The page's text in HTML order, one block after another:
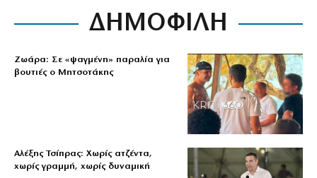
ΔΗΜΟΦΙΛΗ
Ζωάρα: Σε «ψαγμένη» παραλία για
βουτιές ο Μητσοτάκης
Αλέξης Τσίπρας: Χωρίς ατζέντα,
χωρίς γραμμή, χωρίς δυναμική